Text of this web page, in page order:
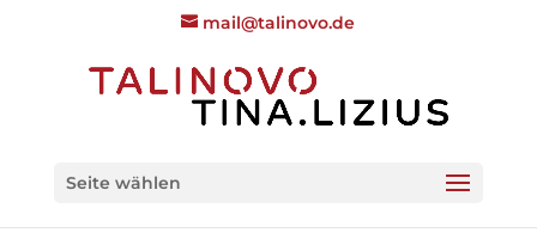
mail@talinovo.de
Seite wählen